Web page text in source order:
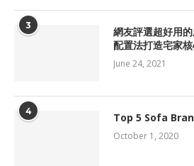
3
網友評選超好用
配置法打造宅家
June 24, 2021
4 Top 5 Sofa
October 1, 2020